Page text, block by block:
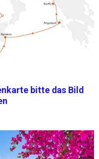
bitte das Bild